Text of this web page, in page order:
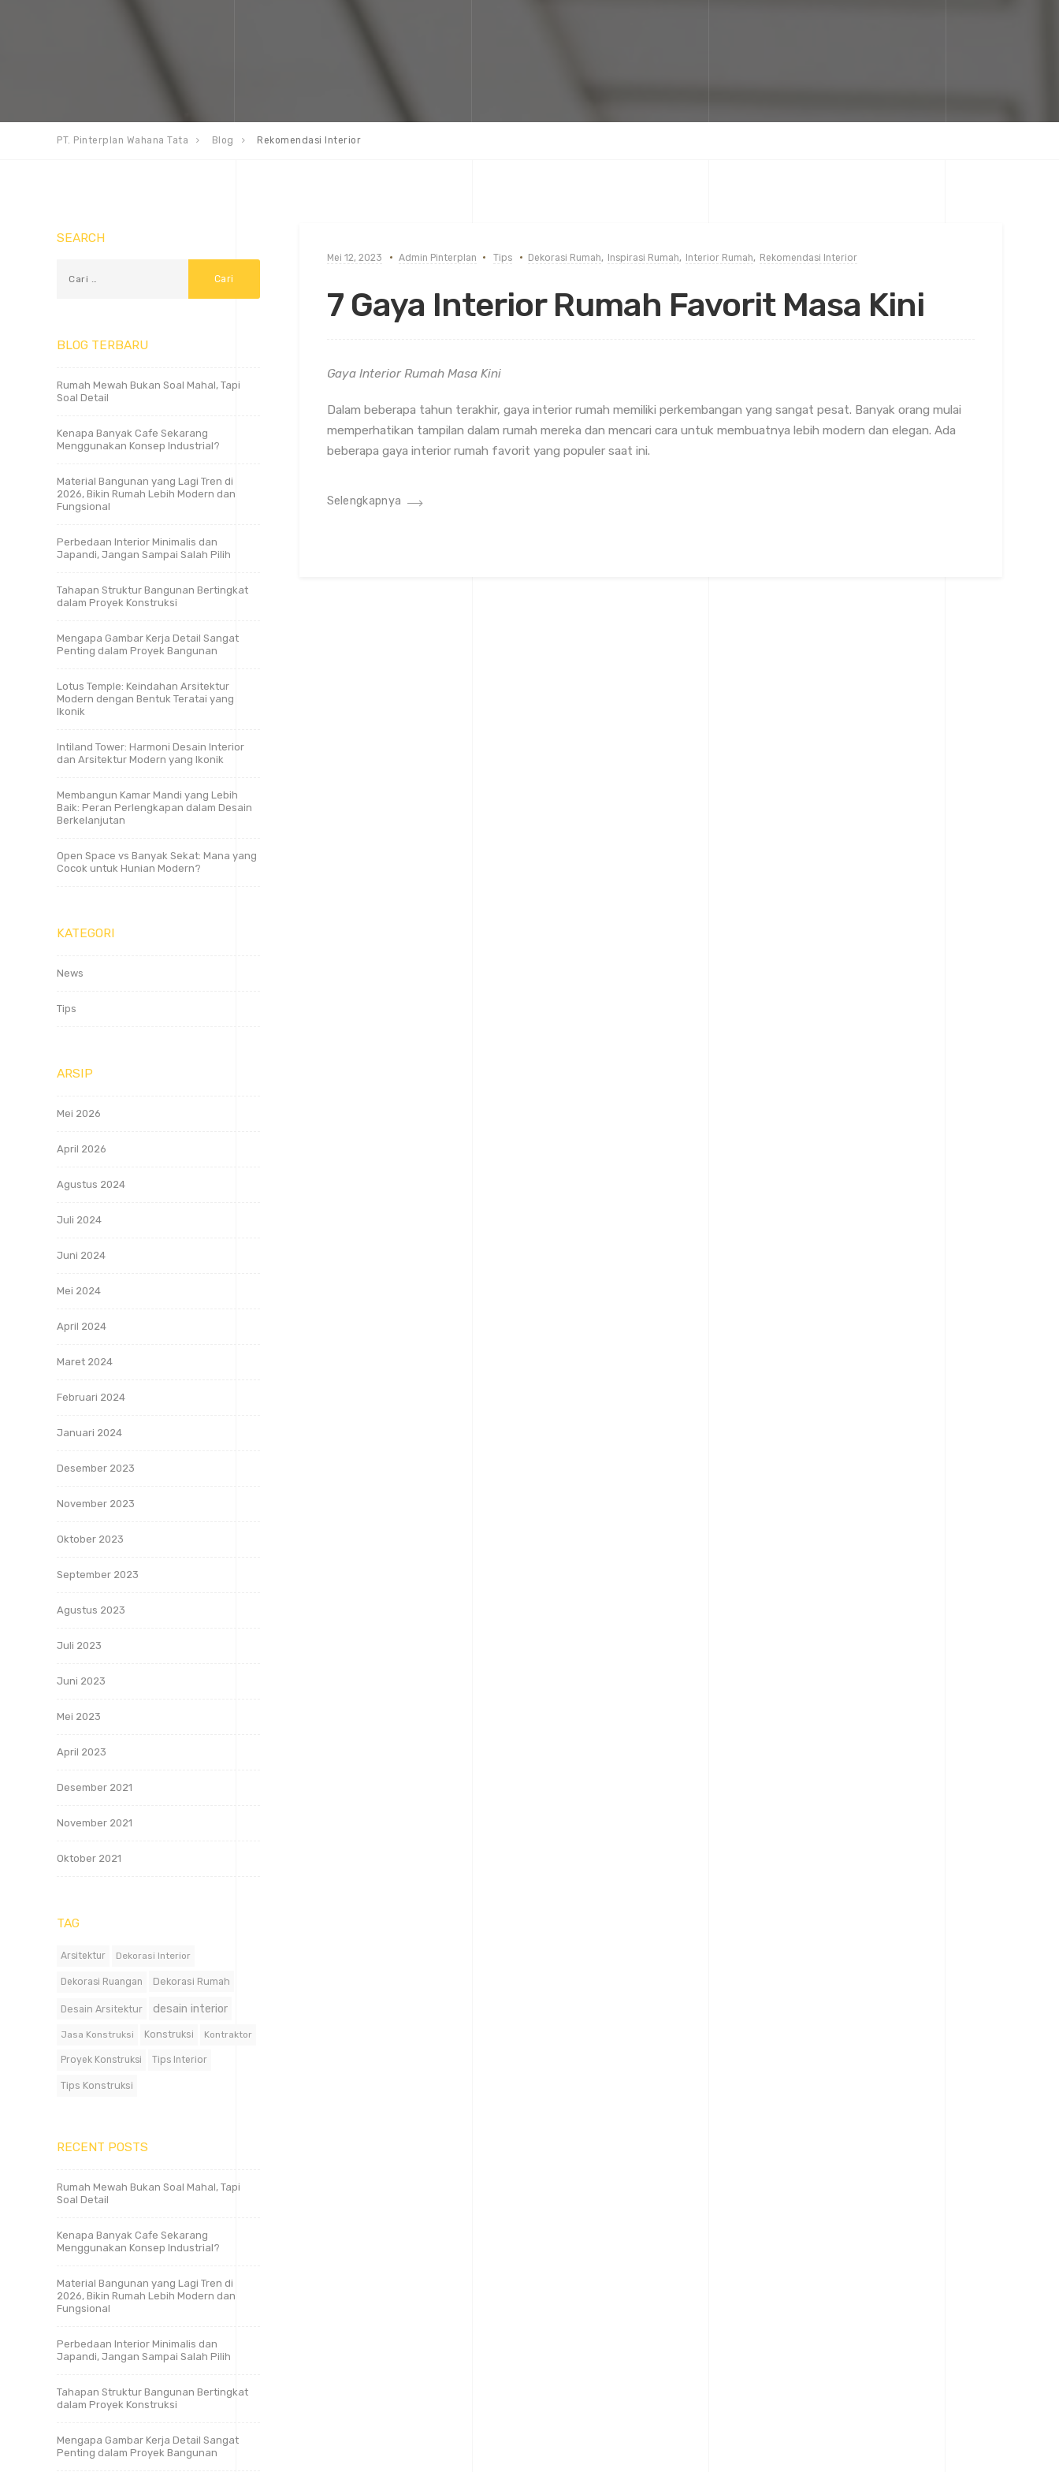
PT. Pinterplan Wahana Tata Blog Rekomendasi Interior
Mei 12, 2023 Admin Pinterplan Tips Dekorasi Rumah, Inspirasi Rumah, Interior Rumah, Rekomendasi Interior
7 Gaya Interior Rumah Favorit Masa Kini
Gaya Interior Rumah Masa Kini
Dalam beberapa tahun terakhir, gaya interior rumah memiliki perkembangan yang sangat pesat. Banyak orang mulai
memperhatikan tampilan dalam rumah mereka dan mencari cara untuk membuatnya lebih modern dan elegan. Ada
beberapa gaya interior rumah favorit yang populer saat ini.
Selengkapnya
SEARCH
BLOG TERBARU
Rumah Mewah Bukan Soal Mahal, Tapi
Soal Detail
Kenapa Banyak Cafe Sekarang
Menggunakan Konsep Industrial?
Material Bangunan yang Lagi Tren di
2026, Bikin Rumah Lebih Modern dan
Fungsional
Perbedaan Interior Minimalis dan
Japandi, Jangan Sampai Salah Pilih
Tahapan Struktur Bangunan Bertingkat
dalam Proyek Konstruksi
Mengapa Gambar Kerja Detail Sangat
Penting dalam Proyek Bangunan
Lotus Temple: Keindahan Arsitektur
Modern dengan Bentuk Teratai yang
Ikonik
Intiland Tower: Harmoni Desain Interior
dan Arsitektur Modern yang Ikonik
Membangun Kamar Mandi yang Lebih
Baik: Peran Perlengkapan dalam Desain
Berkelanjutan
Open Space vs Banyak Sekat: Mana yang
Cocok untuk Hunian Modern?
KATEGORI
News
Tips
ARSIP
Mei 2026
April 2026
Agustus 2024
Juli 2024
Juni 2024
Mei 2024
April 2024
Maret 2024
Februari 2024
Januari 2024
Desember 2023
November 2023
Oktober 2023
September 2023
Agustus 2023
Juli 2023
Juni 2023
Mei 2023
April 2023
Desember 2021
November 2021
Oktober 2021
TAG
Arsitektur Dekorasi Interior
Dekorasi Ruangan Dekorasi Rumah
Desain Arsitektur desain interior
Jasa Konstruksi Konstruksi Kontraktor
Proyek Konstruksi Tips Interior
Tips Konstruksi
RECENT POSTS
Rumah Mewah Bukan Soal Mahal, Tapi
Soal Detail
Kenapa Banyak Cafe Sekarang
Menggunakan Konsep Industrial?
Material Bangunan yang Lagi Tren di
2026, Bikin Rumah Lebih Modern dan
Fungsional
Perbedaan Interior Minimalis dan
Japandi, Jangan Sampai Salah Pilih
Tahapan Struktur Bangunan Bertingkat
dalam Proyek Konstruksi
Mengapa Gambar Kerja Detail Sangat
Penting dalam Proyek Bangunan